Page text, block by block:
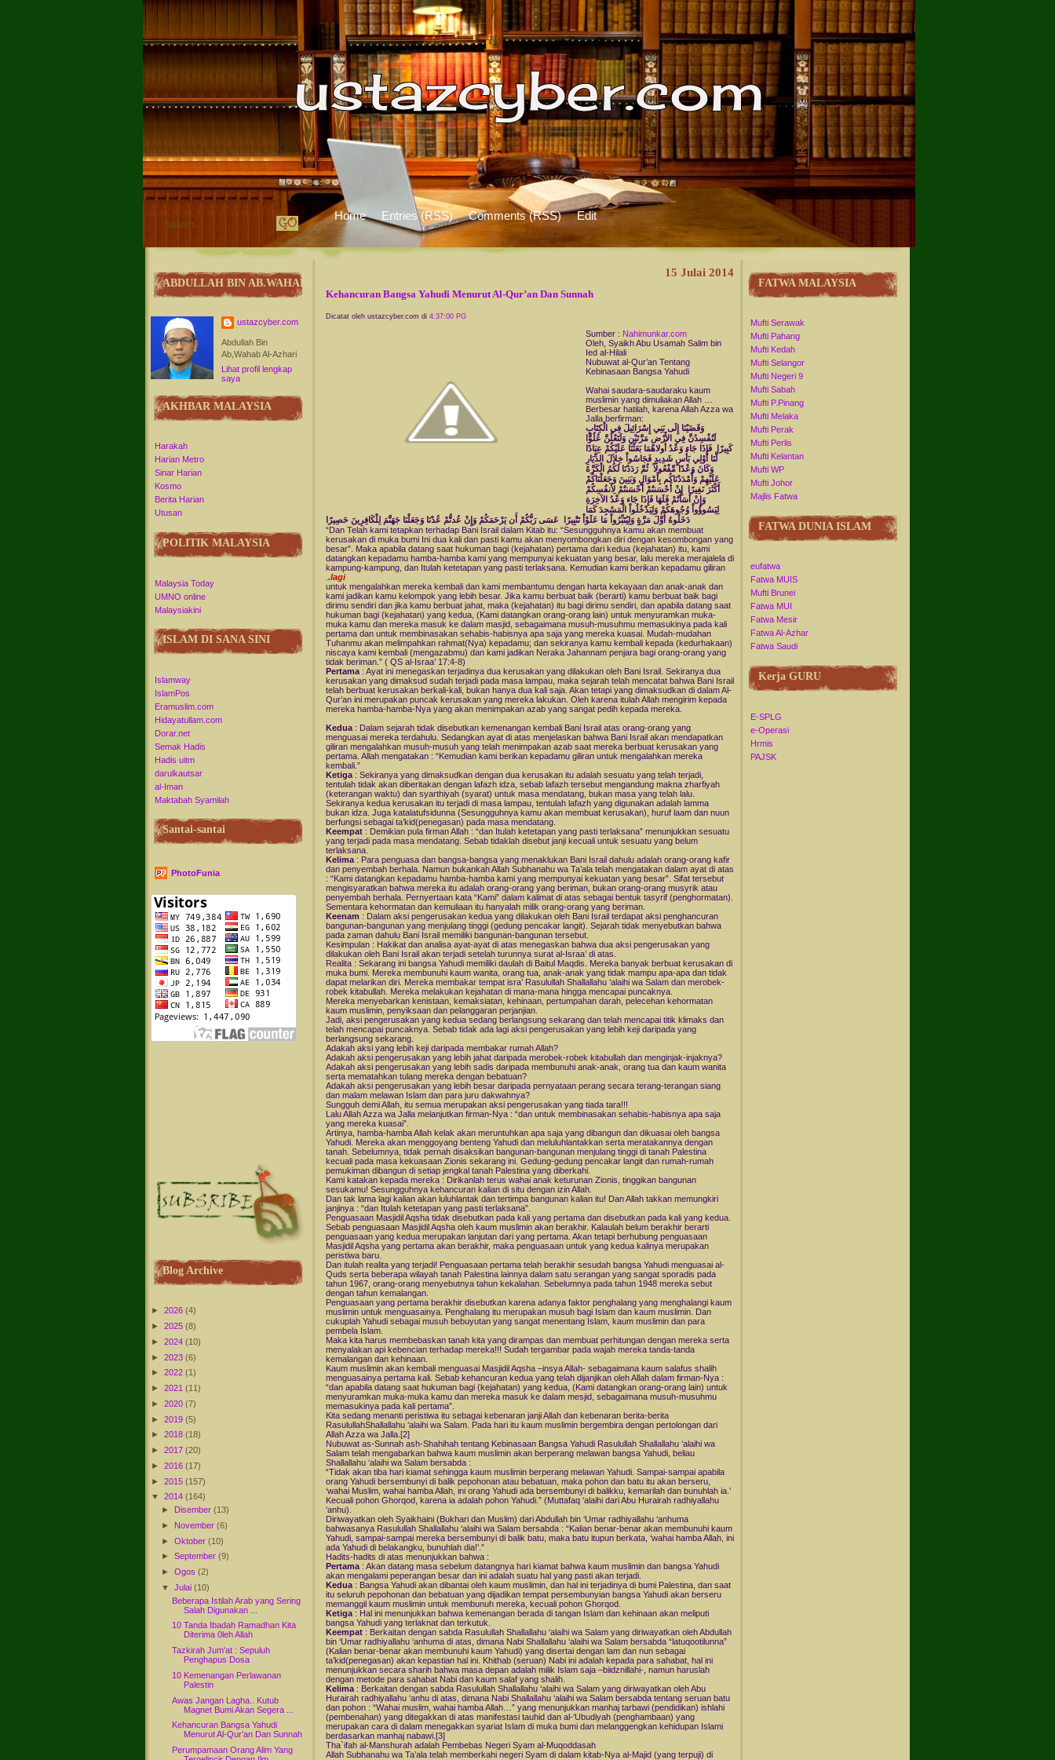
Home Entries (RSS) Comments (RSS) Edit
ABDULLAH BIN AB.WAHAB
ustazcyber.com
Abdullah Bin
Ab,Wahab Al-Azhari
Lihat profil lengkap
saya
AKHBAR MALAYSIA
Harakah
Harian Metro
Sinar Harian
Kosmo
Berita Harian
Utusan
POLITIK MALAYSIA
Malaysia Today
UMNO online
Malaysiakini
ISLAM DI SANA SINI
Islamway
IslamPos
Eramuslim.com
Hidayatullam.com
Dorar.net
Semak Hadis
Hadis uitm
darulkautsar
al-Iman
Maktabah Syamilah
Santai-santai
PhotoFunia
Blog Archive
► 2026 (4)
► 2025 (8)
► 2024 (10)
► 2023 (6)
► 2022 (1)
► 2021 (11)
► 2020 (7)
► 2019 (5)
► 2018 (18)
► 2017 (20)
► 2016 (17)
► 2015 (157)
▼
2014 (164)
► Disember(13)
► November(6)
►Oktober(10)
►September(9)
►Ogos(2)
▼
Julai(10)
Beberapa Istilah Arab yang Sering
Salah Digunakan ...
10 Tanda Ibadah Ramadhan Kita
Diterima 0leh Allah
Tazkirah Jum'at : Sepuluh
Penghapus Dosa
10 Kemenangan Perlawanan
Palestin
Awas Jangan Lagha.. Kutub
Magnet Bumi Akan Segera ...
Kehancuran Bangsa Yahudi
Menurut Al-Qur’an Dan Sunnah
Perumpamaan Orang Alim Yang
15 Julai 2014
Kehancuran Bangsa Yahudi Menurut Al-Qur’an Dan Sunnah
Dicatat oleh ustazcyber.com di 4:37:00 PG
Sumber : Nahimunkar.com
Oleh, Syaikh Abu Usamah Salim bin
Ied al-Hilali
Nubuwat al-Qur’an Tentang
Kebinasaan Bangsa Yahudi
Wahai saudara-saudaraku kaum
muslimin yang dimuliakan Allah …
Berbesar hatilah, karena Allah Azza wa
Jalla berfirman:
وَقَضَيْنَا إِلَى بَنِي إِسْرَائِيلَ فِي الْكِتَابِ
لَتُفْسِدُنَّ فِي الأَرْضِ مَرَّتَيْنِ وَلَتَعْلُنَّ عُلُوًّا
كَبِيرًا فَإِذَا جَاء وَعْدُ أُولاهُمَا بَعَثْنَا عَلَيْكُمْ عِبَادًا
لَّنَا أُوْلِي بَأْسٍ شَدِيدٍ فَجَاسُواْ خِلاَلَ الدِّيَارِ
وَكَانَ وَعْدًا مَّفْعُولاً ثُمَّ رَدَدْنَا لَكُمُ الْكَرَّةَ
عَلَيْهِمْ وَأَمْدَدْنَاكُم بِأَمْوَالٍ وَبَنِينَ وَجَعَلْنَاكُمْ
أَكْثَرَ نَفِيرًا إِنْ أَحْسَنتُمْ أَحْسَنتُمْ لِأَنفُسِكُمْ
وَإِنْ أَسَأْتُمْ فَلَهَا فَإِذَا جَاء وَعْدُ الآخِرَةِ
لِيَسُوؤُواْ وُجُوهَكُمْ وَلِيَدْخُلُواْ الْمَسْجِدَ كَمَا
دَخَلُوهُ أَوَّلَ مَرَّةٍ وَلِيُتَبِّرُواْ مَا عَلَوْاْ تَتْبِيرًا عَسَى رَبُّكُمْ أَن يَرْحَمَكُمْ وَإِنْ عُدتُّمْ عُدْنَا وَجَعَلْنَا جَهَنَّمَ لِلْكَافِرِينَ حَصِيرًا
“Dan Telah kami tetapkan terhadap Bani Israil dalam Kitab itu: “Sesungguhnya kamu akan membuat
kerusakan di muka bumi Ini dua kali dan pasti kamu akan menyombongkan diri dengan kesombongan yang
besar”. Maka apabila datang saat hukuman bagi (kejahatan) pertama dari kedua (kejahatan) itu, kami
datangkan kepadamu hamba-hamba kami yang mempunyai kekuatan yang besar, lalu mereka merajalela di
kampung-kampung, dan Itulah ketetapan yang pasti terlaksana. Kemudian kami berikan kepadamu giliran
.lagi
untuk mengalahkan mereka kembali dan kami membantumu dengan harta kekayaan dan anak-anak dan
kami jadikan kamu kelompok yang lebih besar. Jika kamu berbuat baik (berarti) kamu berbuat baik bagi
dirimu sendiri dan jika kamu berbuat jahat, maka (kejahatan) itu bagi dirimu sendiri, dan apabila datang saat
hukuman bagi (kejahatan) yang kedua, (Kami datangkan orang-orang lain) untuk menyuramkan muka-
muka kamu dan mereka masuk ke dalam masjid, sebagaimana musuh-musuhmu memasukinya pada kali
pertama dan untuk membinasakan sehabis-habisnya apa saja yang mereka kuasai. Mudah-mudahan
Tuhanmu akan melimpahkan rahmat(Nya) kepadamu; dan sekiranya kamu kembali kepada (kedurhakaan)
niscaya kami kembali (mengazabmu) dan kami jadikan Neraka Jahannam penjara bagi orang-orang yang
tidak beriman.” ( QS al-Israa’ 17:4-8)
Pertama : Ayat ini menegaskan terjadinya dua kerusakan yang dilakukan oleh Bani Israil. Sekiranya dua
kerusakan yang dimaksud sudah terjadi pada masa lampau, maka sejarah telah mencatat bahwa Bani Israil
telah berbuat kerusakan berkali-kali, bukan hanya dua kali saja. Akan tetapi yang dimaksudkan di dalam Al-
Qur’an ini merupakan puncak kerusakan yang mereka lakukan. Oleh karena itulah Allah mengirim kepada
mereka hamba-hamba-Nya yang akan menimpakan azab yang sangat pedih kepada mereka.
Kedua : Dalam sejarah tidak disebutkan kemenangan kembali Bani Israil atas orang-orang yang
menguasai mereka terdahulu. Sedangkan ayat di atas menjelaskan bahwa Bani Israil akan mendapatkan
giliran mengalahkan musuh-musuh yang telah menimpakan azab saat mereka berbuat kerusakan yang
pertama. Allah mengatakan : “Kemudian kami berikan kepadamu giliran untuk mengalahkan mereka
kembali.”
Ketiga : Sekiranya yang dimaksudkan dengan dua kerusakan itu adalah sesuatu yang telah terjadi,
tentulah tidak akan diberitakan dengan lafazh idza, sebab lafazh tersebut mengandung makna zharfiyah
(keterangan waktu) dan syarthiyah (syarat) untuk masa mendatang, bukan masa yang telah lalu.
Sekiranya kedua kerusakan itu terjadi di masa lampau, tentulah lafazh yang digunakan adalah lamma
bukan idza. Juga katalatufsidunna (Sesungguhnya kamu akan membuat kerusakan), huruf laam dan nuun
berfungsi sebagai ta’kid(penegasan) pada masa mendatang.
Keempat : Demikian pula firman Allah : “dan Itulah ketetapan yang pasti terlaksana” menunjukkan sesuatu
yang terjadi pada masa mendatang. Sebab tidaklah disebut janji kecuali untuk sesuatu yang belum
terlaksana.
Kelima : Para penguasa dan bangsa-bangsa yang menaklukan Bani Israil dahulu adalah orang-orang kafir
dan penyembah berhala. Namun bukankah Allah Subhanahu wa Ta’ala telah mengatakan dalam ayat di atas
: “Kami datangkan kepadamu hamba-hamba kami yang mempunyai kekuatan yang besar”. Sifat tersebut
mengisyaratkan bahwa mereka itu adalah orang-orang yang beriman, bukan orang-orang musyrik atau
penyembah berhala. Pernyertaan kata “Kami” dalam kalimat di atas sebagai bentuk tasyrif (penghormatan).
Sementara kehormatan dan kemuliaan itu hanyalah milik orang-orang yang beriman.
Keenam : Dalam aksi pengerusakan kedua yang dilakukan oleh Bani Israil terdapat aksi penghancuran
bangunan-bangunan yang menjulang tinggi (gedung pencakar langit). Sejarah tidak menyebutkan bahwa
pada zaman dahulu Bani Israil memiliki bangunan-bangunan tersebut.
Kesimpulan : Hakikat dan analisa ayat-ayat di atas menegaskan bahwa dua aksi pengerusakan yang
dilakukan oleh Bani Israil akan terjadi setelah turunnya surat al-Israa’ di atas.
Realita : Sekarang ini bangsa Yahudi memiliki daulah di Baitul Maqdis. Mereka banyak berbuat kerusakan di
muka bumi. Mereka membunuhi kaum wanita, orang tua, anak-anak yang tidak mampu apa-apa dan tidak
dapat melarikan diri. Mereka membakar tempat isra’ Rasulullah Shallallahu ‘alaihi wa Salam dan merobek-
robek kitabullah. Mereka melakukan kejahatan di mana-mana hingga mencapai puncaknya.
Mereka menyebarkan kenistaan, kemaksiatan, kehinaan, pertumpahan darah, pelecehan kehormatan
kaum muslimin, penyiksaan dan pelanggaran perjanjian.
Jadi, aksi pengerusakan yang kedua sedang berlangsung sekarang dan telah mencapai titik klimaks dan
telah mencapai puncaknya. Sebab tidak ada lagi aksi pengerusakan yang lebih keji daripada yang
berlangsung sekarang.
Adakah aksi yang lebih keji daripada membakar rumah Allah?
Adakah aksi pengerusakan yang lebih jahat daripada merobek-robek kitabullah dan menginjak-injaknya?
Adakah aksi pengerusakan yang lebih sadis daripada membunuhi anak-anak, orang tua dan kaum wanita
serta mematahkan tulang mereka dengan bebatuan?
Adakah aksi pengerusakan yang lebih besar daripada pernyataan perang secara terang-terangan siang
dan malam melawan Islam dan para juru dakwahnya?
Sungguh demi Allah, itu semua merupakan aksi pengerusakan yang tiada tara!!!
Lalu Allah Azza wa Jalla melanjutkan firman-Nya : “dan untuk membinasakan sehabis-habisnya apa saja
yang mereka kuasai”.
Artinya, hamba-hamba Allah kelak akan meruntuhkan apa saja yang dibangun dan dikuasai oleh bangsa
Yahudi. Mereka akan menggoyang benteng Yahudi dan meluluhlantakkan serta meratakannya dengan
tanah. Sebelumnya, tidak pernah disaksikan bangunan-bangunan menjulang tinggi di tanah Palestina
kecuali pada masa kekuasaan Zionis sekarang ini. Gedung-gedung pencakar langit dan rumah-rumah
pemukiman dibangun di setiap jengkal tanah Palestina yang diberkahi.
Kami katakan kepada mereka : Dirikanlah terus wahai anak keturunan Zionis, tinggikan bangunan
sesukamu! Sesungguhnya kehancuran kalian di situ dengan izin Allah.
Dan tak lama lagi kalian akan luluhlantak dan tertimpa bangunan kalian itu! Dan Allah takkan memungkiri
janjinya : “dan Itulah ketetapan yang pasti terlaksana”.
Penguasaan Masjidil Aqsha tidak disebutkan pada kali yang pertama dan disebutkan pada kali yang kedua.
Sebab penguasaan Masjidil Aqsha oleh kaum muslimin akan berakhir. Kalaulah belum berakhir berarti
penguasaan yang kedua merupakan lanjutan dari yang pertama. Akan tetapi berhubung penguasaan
Masjidil Aqsha yang pertama akan berakhir, maka penguasaan untuk yang kedua kalinya merupakan
peristiwa baru.
Dan itulah realita yang terjadi! Penguasaan pertama telah berakhir sesudah bangsa Yahudi menguasai al-
Quds serta beberapa wilayah tanah Palestina lainnya dalam satu serangan yang sangat sporadis pada
tahun 1967, orang-orang menyebutnya tahun kekalahan. Sebelumnya pada tahun 1948 mereka sebut
dengan tahun kemalangan.
Penguasaan yang pertama berakhir disebutkan karena adanya faktor penghalang yang menghalangi kaum
muslimin untuk menguasainya. Penghalang itu merupakan musuh bagi Islam dan kaum muslimin. Dan
cukuplah Yahudi sebagai musuh bebuyutan yang sangat menentang Islam, kaum muslimin dan para
pembela Islam.
Maka kita harus membebaskan tanah kita yang dirampas dan membuat perhitungan dengan mereka serta
menyalakan api kebencian terhadap mereka!!! Sudah tergambar pada wajah mereka tanda-tanda
kemalangan dan kehinaan.
Kaum muslimin akan kembali menguasai Masjidil Aqsha –insya Allah- sebagaimana kaum salafus shalih
menguasainya pertama kali. Sebab kehancuran kedua yang telah dijanjikan oleh Allah dalam firman-Nya :
“dan apabila datang saat hukuman bagi (kejahatan) yang kedua, (Kami datangkan orang-orang lain) untuk
menyuramkan muka-muka kamu dan mereka masuk ke dalam mesjid, sebagaimana musuh-musuhmu
memasukinya pada kali pertama”.
Kita sedang menanti peristiwa itu sebagai kebenaran janji Allah dan kebenaran berita-berita
RasulullahShallallahu ‘alaihi wa Salam. Pada hari itu kaum muslimin bergembira dengan pertolongan dari
Allah Azza wa Jalla.[2]
Nubuwat as-Sunnah ash-Shahihah tentang Kebinasaan Bangsa Yahudi Rasulullah Shallallahu ‘alaihi wa
Salam telah mengabarkan bahwa kaum muslimin akan berperang melawan bangsa Yahudi, beliau
Shallallahu ‘alaihi wa Salam bersabda :
“Tidak akan tiba hari kiamat sehingga kaum muslimin berperang melawan Yahudi. Sampai-sampai apabila
orang Yahudi bersembunyi di balik pepohonan atau bebatuan, maka pohon dan batu itu akan berseru,
‘wahai Muslim, wahai hamba Allah, ini orang Yahudi ada bersembunyi di balikku, kemarilah dan bunuhlah ia.’
Kecuali pohon Ghorqod, karena ia adalah pohon Yahudi.” (Muttafaq ‘alaihi dari Abu Hurairah radhiyallahu
‘anhu).
Diriwayatkan oleh Syaikhaini (Bukhari dan Muslim) dari Abdullah bin ‘Umar radhiyallahu ‘anhuma
bahwasanya Rasulullah Shallallahu ‘alaihi wa Salam bersabda : “Kalian benar-benar akan membunuhi kaum
Yahudi, sampai-sampai mereka bersembunyi di balik batu, maka batu itupun berkata, ‘wahai hamba Allah, ini
ada Yahudi di belakangku, bunuhlah dia!’.”
Hadits-hadits di atas menunjukkan bahwa :
Pertama : Akan datang masa sebelum datangnya hari kiamat bahwa kaum muslimin dan bangsa Yahudi
akan mengalami peperangan besar dan ini adalah suatu hal yang pasti akan terjadi.
Kedua : Bangsa Yahudi akan dibantai oleh kaum muslimin, dan hal ini terjadinya di bumi Palestina, dan saat
itu seluruh pepohonan dan bebatuan yang dijadikan tempat persembunyian bangsa Yahudi akan berseru
memanggil kaum muslimin untuk membunuh mereka, kecuali pohon Ghorqod.
Ketiga : Hal ini menunjukkan bahwa kemenangan berada di tangan Islam dan kehinaan akan meliputi
bangsa Yahudi yang terlaknat dan terkutuk.
Keempat : Berkaitan dengan sabda Rasulullah Shallallahu ‘alaihi wa Salam yang diriwayatkan oleh Abdullah
bin ‘Umar radhiyallahu ‘anhuma di atas, dimana Nabi Shallallahu ‘alaihi wa Salam bersabda “latuqootilunna”
(Kalian benar-benar akan membunuhi kaum Yahudi) yang disertai dengan lam dan nun sebagai
ta’kid(penegasan) akan kepastian hal ini. Khithab (seruan) Nabi ini adalah kepada para sahabat, hal ini
menunjukkan secara sharih bahwa masa depan adalah milik Islam saja –biidznillahi-, namun haruslah
dengan metode para sahabat Nabi dan kaum salaf yang shalih.
Kelima : Berkaitan dengan sabda Rasulullah Shallallahu ‘alaihi wa Salam yang diriwayatkan oleh Abu
Hurairah radhiyallahu ‘anhu di atas, dimana Nabi Shallallahu ‘alaihi wa Salam bersabda tentang seruan batu
dan pohon : “Wahai muslim, wahai hamba Allah…” yang menunjukkan manhaj tarbawi (pendidikan) ishlahi
(pembenahan) yang ditegakkan di atas manifestasi tauhid dan al-‘Ubudiyah (penghambaan) yang
merupakan cara di dalam menegakkan syariat Islam di muka bumi dan melanggengkan kehidupan Islami
berdasarkan manhaj nabawi.[3]
Tha`ifah al-Manshurah adalah Pembebas Negeri Syam al-Muqoddasah
Allah Subhanahu wa Ta’ala telah memberkahi negeri Syam di dalam kitab-Nya al-Majid (yang terpuji) di
FATWA MALAYSIA
Mufti Serawak
Mufti Pahang
Mufti Kedah
Mufti Selangor
Mufti Negeri 9
Mufti Sabah
Mufti P.Pinang
Mufti Melaka
Mufti Perak
Mufti Perlis
Mufti Kelantan
Mufti WP
Mufti Johor
Majlis Fatwa
FATWA DUNIA ISLAM
eufatwa
Fatwa MUIS
Mufti Brunei
Fatwa MUI
Fatwa Mesir
Fatwa Al-Azhar
Fatwa Saudi
Kerja GURU
E-SPLG
e-Operasi
Hrmis
PAJSK